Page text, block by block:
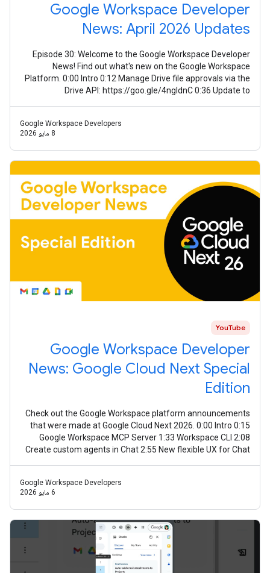
Google Workspace Developer
News: April 2026 Updates
Episode 30: Welcome to the Google Workspace Developer
News! Find out what's new on the Google Workspace
Platform. 0:00 Intro 0:12 Manage Drive file approvals via the
Drive API: https://goo.gle/4ngIdnC 0:36 Update to
Google Workspace Developers
8 مايو 2026
YouTube
Google Workspace Developer
News: Google Cloud Next Special
Edition
Check out the Google Workspace platform announcements
that were made at Google Cloud Next 2026. 0:00 Intro 0:15
Google Workspace MCP Server 1:33 Workspace CLI 2:08
Create custom agents in Chat 2:55 New flexible UX for Chat
Google Workspace Developers
6 مايو 2026